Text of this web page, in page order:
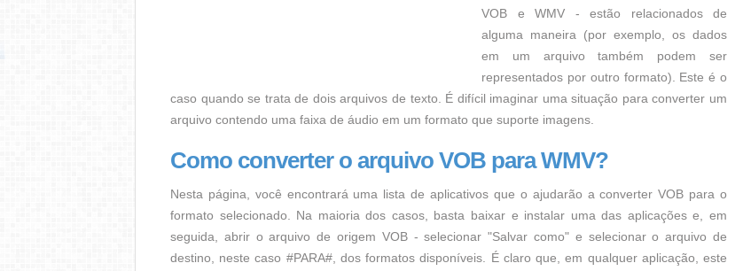
VOB e WMV - estão relacionados de
alguma maneira (por exemplo, os dados
em um arquivo também podem ser
representados por outro formato). Este é o
caso quando se trata de dois arquivos de texto. É difícil imaginar uma situação para converter um
arquivo contendo uma faixa de áudio em um formato que suporte imagens.
Como converter o arquivo VOB para WMV?
Nesta página, você encontrará uma lista de aplicativos que o ajudarão a converter VOB para o
formato selecionado. Na maioria dos casos, basta baixar e instalar uma das aplicações e, em
seguida, abrir o arquivo de origem VOB - selecionar "Salvar como" e selecionar o arquivo de
destino, neste caso #PARA#, dos formatos disponíveis. É claro que, em qualquer aplicação, este